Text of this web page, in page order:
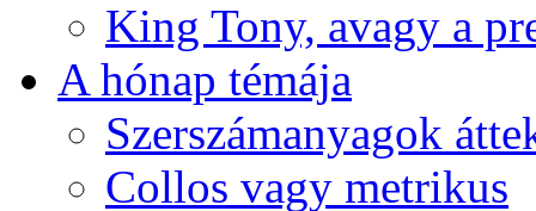
King Tony, avagy a
A hónap témája
Szerszámanyagok
Collos vagy metrikus